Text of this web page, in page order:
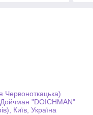
Червоноткацька)
"DOICHMAN"
Київ, Україна